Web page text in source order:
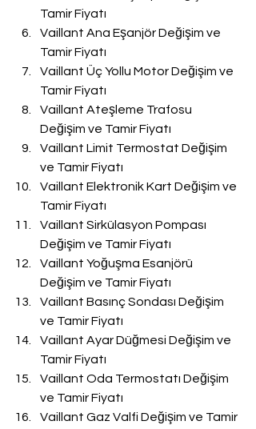
Tamir Fiyatı
Vaillant Ana Eşanjör Değişim ve
Tamir Fiyatı
Vaillant Üç Yollu Motor Değişim ve
Tamir Fiyatı
Vaillant Ateşleme Trafosu
Değişim ve Tamir Fiyatı
Vaillant Limit Termostat Değişim
ve Tamir Fiyatı
Vaillant Elektronik Kart Değişim ve
Tamir Fiyatı
Vaillant Sirkülasyon Pompası
Değişim ve Tamir Fiyatı
Vaillant Yoğuşma Esanjörü
Değişim ve Tamir Fiyatı
Vaillant Basınç Sondası Değişim
ve Tamir Fiyatı
Vaillant Ayar Düğmesi Değişim ve
Tamir Fiyatı
Vaillant Oda Termostatı Değişim
ve Tamir Fiyatı
Vaillant Gaz Valfi Değişim ve Tamir